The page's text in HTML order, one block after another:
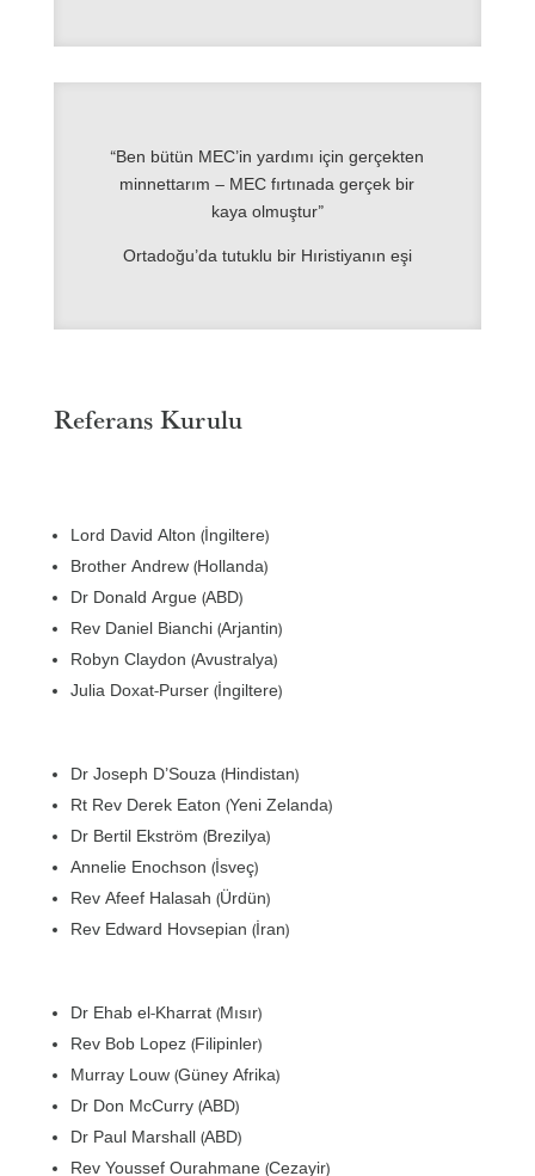
“Ben bütün MEC’in yardımı için gerçekten
minnettarım – MEC fırtınada gerçek bir
kaya olmuştur”
Ortadoğu’da tutuklu bir Hıristiyanın eşi
Referans Kurulu
Lord David Alton (İngiltere)
Brother Andrew (Hollanda)
Dr Donald Argue (ABD)
Rev Daniel Bianchi (Arjantin)
Robyn Claydon (Avustralya)
Julia Doxat-Purser (İngiltere)
Dr Joseph D’Souza (Hindistan)
Rt Rev Derek Eaton (Yeni Zelanda)
Dr Bertil Ekström (Brezilya)
Annelie Enochson (İsveç)
Rev Afeef Halasah (Ürdün)
Rev Edward Hovsepian (İran)
Dr Ehab el-Kharrat (Mısır)
Rev Bob Lopez (Filipinler)
Murray Louw (Güney Afrika)
Dr Don McCurry (ABD)
Dr Paul Marshall (ABD)
Rev Youssef Ourahmane (Cezayir)